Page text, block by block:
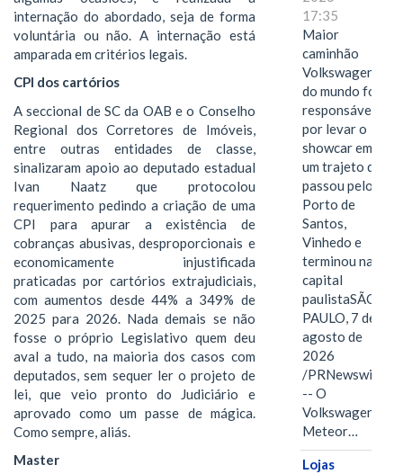
internação do abordado, seja de forma
voluntária ou não. A internação está
amparada em critérios legais.
CPI dos cartórios
A seccional de SC da OAB e o Conselho
Regional dos Corretores de Imóveis,
entre outras entidades de classe,
sinalizaram apoio ao deputado estadual
Ivan Naatz que protocolou
requerimento pedindo a criação de uma
CPI para apurar a existência de
cobranças abusivas, desproporcionais e
economicamente injustificada
praticadas por cartórios extrajudiciais,
com aumentos desde 44% a 349% de
2025 para 2026. Nada demais se não
fosse o próprio Legislativo quem deu
aval a tudo, na maioria dos casos com
deputados, sem sequer ler o projeto de
lei, que veio pronto do Judiciário e
aprovado como um passe de mágica.
Como sempre, aliás.
Master
17:35
Maior
caminhão
Volkswagen
do mundo foi
responsável
por levar o
showcar em
um trajeto que
passou pelo
Porto de
Santos,
Vinhedo e
terminou na
capital
paulistaSÃO
PAULO, 7 de
agosto de
2026
/PRNewswire/
-- O
Volkswagen
Meteor…
Lojas